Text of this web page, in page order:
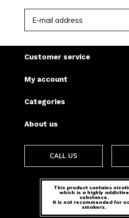
favoriete zakjes.
Customer service
My account
Categories
About us
CALL US
This product contains
which is a highly addictive
substance.
It is not recommended for
smokers.